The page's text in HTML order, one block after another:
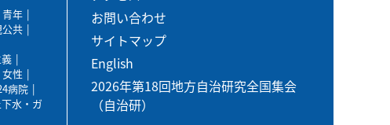
青年
共
女性
病院
水・ガ
お問い合わせ
サイトマップ
English
2026年第18回地方自治研究全国集会
（自治研）